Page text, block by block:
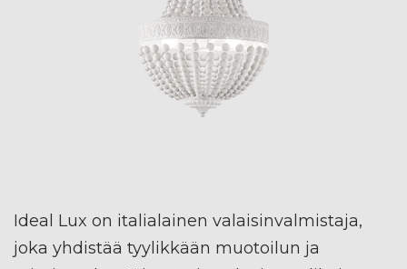
Ideal Lux on italialainen valaisinvalmistaja,
joka yhdistää tyylikkään muotoilun ja